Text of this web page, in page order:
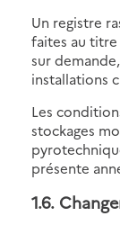
Un registre
faites au
sur
installations
Les
stockages
présente
1.6.